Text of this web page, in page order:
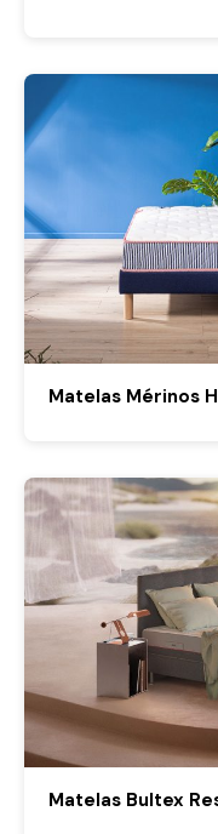
Matelas Mérinos
Matelas Bultex